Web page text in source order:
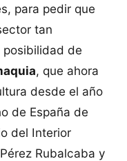
para pedir que
tan
posibilidad de
, que ahora
desde el año
de España de
del Interior
Rubalcaba y